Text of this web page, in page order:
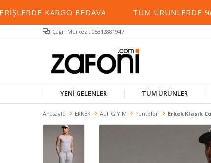
KARGO BEDAVA TÜM ÜRÜNLERDE
Çağrı Merkezi: 05312881947
YENİ GELENLER TÜM ÜRÜNLER
Anasayfa ERKEK ALT GİYİM Pantolon Erkek Klasik